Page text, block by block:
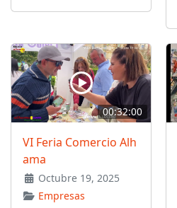
00:32:00
VI Feria Comercio Alh
ama
Octubre 19, 2025
Empresas